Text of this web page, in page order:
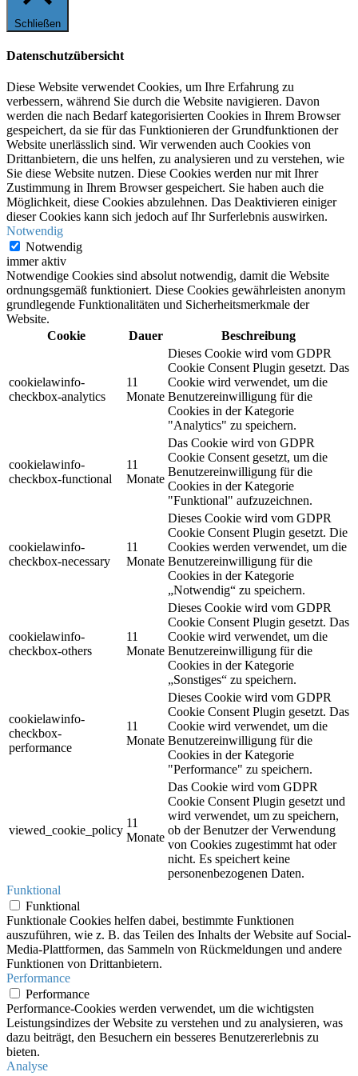
Schließen
Datenschutzübersicht
Diese Website verwendet Cookies, um Ihre Erfahrung zu
verbessern, während Sie durch die Website navigieren. Davon
werden die nach Bedarf kategorisierten Cookies in Ihrem Browser
gespeichert, da sie für das Funktionieren der Grundfunktionen der
Website unerlässlich sind. Wir verwenden auch Cookies von
Drittanbietern, die uns helfen, zu analysieren und zu verstehen, wie
Sie diese Website nutzen. Diese Cookies werden nur mit Ihrer
Zustimmung in Ihrem Browser gespeichert. Sie haben auch die
Möglichkeit, diese Cookies abzulehnen. Das Deaktivieren einiger
dieser Cookies kann sich jedoch auf Ihr Surferlebnis auswirken.
Notwendig
Notwendig
immer aktiv
Notwendige Cookies sind absolut notwendig, damit die Website
ordnungsgemäß funktioniert. Diese Cookies gewährleisten anonym
grundlegende Funktionalitäten und Sicherheitsmerkmale der
Website.
Cookie
Dauer Beschreibung
cookielawinfo-
checkbox-analytics
11
Monate
Dieses Cookie wird vom GDPR
Cookie Consent Plugin gesetzt. Das
Cookie wird verwendet, um die
Benutzereinwilligung für die
Cookies in der Kategorie
"Analytics" zu speichern.
cookielawinfo-
checkbox-functional
11
Monate
Das Cookie wird von GDPR
Cookie Consent gesetzt, um die
Benutzereinwilligung für die
Cookies in der Kategorie
"Funktional" aufzuzeichnen.
cookielawinfo-
checkbox-necessary
11
Monate
Dieses Cookie wird vom GDPR
Cookie Consent Plugin gesetzt. Die
Cookies werden verwendet, um die
Benutzereinwilligung für die
Cookies in der Kategorie
„Notwendig“ zu speichern.
cookielawinfo-
checkbox-others
11
Monate
Dieses Cookie wird vom GDPR
Cookie Consent Plugin gesetzt. Das
Cookie wird verwendet, um die
Benutzereinwilligung für die
Cookies in der Kategorie
„Sonstiges“ zu speichern.
cookielawinfo-
checkbox-
performance
11
Monate
Dieses Cookie wird vom GDPR
Cookie Consent Plugin gesetzt. Das
Cookie wird verwendet, um die
Benutzereinwilligung für die
Cookies in der Kategorie
"Performance" zu speichern.
viewed_cookie_policy
11
Monate
Das Cookie wird vom GDPR
Cookie Consent Plugin gesetzt und
wird verwendet, um zu speichern,
ob der Benutzer der Verwendung
von Cookies zugestimmt hat oder
nicht. Es speichert keine
personenbezogenen Daten.
Funktional
Funktional
Funktionale Cookies helfen dabei, bestimmte Funktionen
auszuführen, wie z. B. das Teilen des Inhalts der Website auf Social-
Media-Plattformen, das Sammeln von Rückmeldungen und andere
Funktionen von Drittanbietern.
Performance
Performance
Performance-Cookies werden verwendet, um die wichtigsten
Leistungsindizes der Website zu verstehen und zu analysieren, was
dazu beiträgt, den Besuchern ein besseres Benutzererlebnis zu
bieten.
Analyse